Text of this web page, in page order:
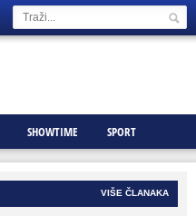
SHOWTIME SPORT
VIŠE ČLANAKA